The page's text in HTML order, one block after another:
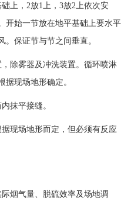
上，2放1上，3放2上依次安
开始一节放在地平基础上要水平
保证节与节之间垂直。
除雾器及冲洗装置。循环喷淋
据现场地形确定。
抹平接缝。
现场地形而定，但必须有反应
烟气量、脱硫效率及场地调